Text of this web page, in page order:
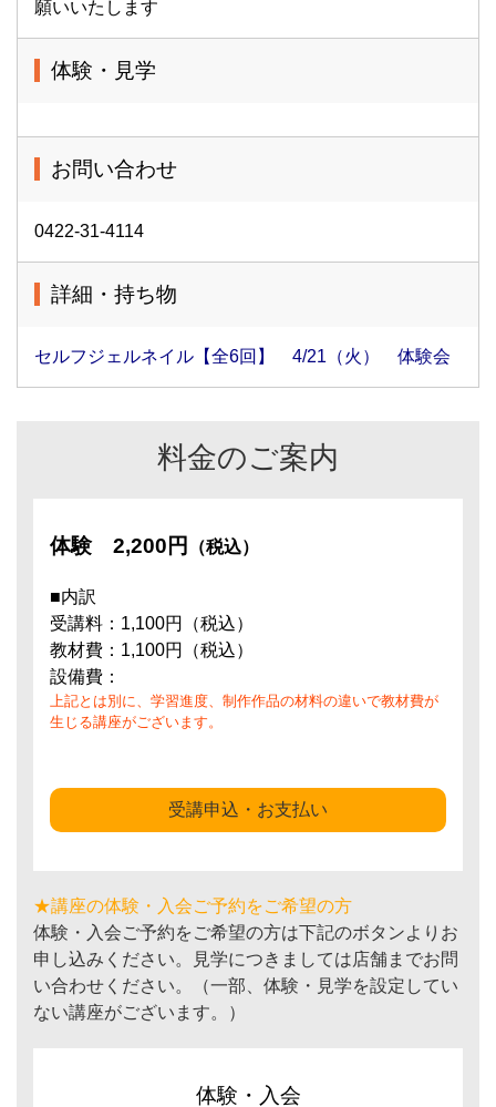
願いいたします
体験・見学
お問い合わせ
0422-31-4114
詳細・持ち物
セルフジェルネイル【全6回】 4/21（火） 体験会
料金のご案内
体験 2,200円 （税込）
■内訳
受講料：1,100円（税込）
教材費：1,100円（税込）
設備費：
上記とは別に、学習進度、制作作品の材料の違いで教材費が
生じる講座がございます。
受講申込・お支払い
★講座の体験・入会ご予約をご希望の方
体験・入会ご予約をご希望の方は下記のボタンよりお
申し込みください。見学につきましては店舗までお問
い合わせください。（一部、体験・見学を設定してい
ない講座がございます。）
体験・入会